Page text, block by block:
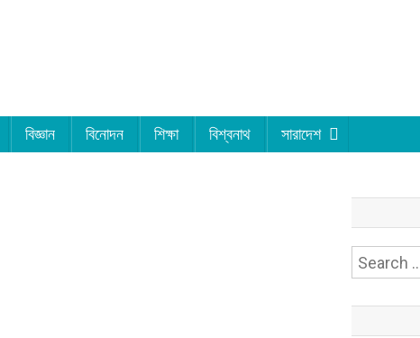
বিজ্ঞান বিনোদন শিক্ষা বিশ্বনাথ সারাদেশ